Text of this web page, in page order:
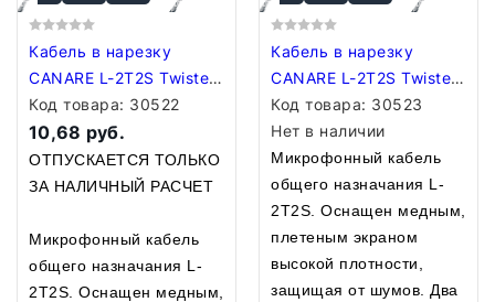
Кабель в нарезку
CANARE L-2T2S Twisted
Pair Microphone Bulk
Cable GREEN
Код товара: 30522
10,68 руб.
ОТПУСКАЕТСЯ ТОЛЬКО
ЗА НАЛИЧНЫЙ РАСЧЕТ
Микрофонный кабель
общего назначания L-
2T2S. Оснащен медным,
Кабель в нарезку
CANARE L-2T2S Twisted
Pair Microphone Bulk
Cable GRAY
Код товара: 30523
Нет в наличии
Микрофонный кабель
общего назначания L-
2T2S. Оснащен медным,
плетеным экраном
высокой плотности,
защищая от шумов. Два